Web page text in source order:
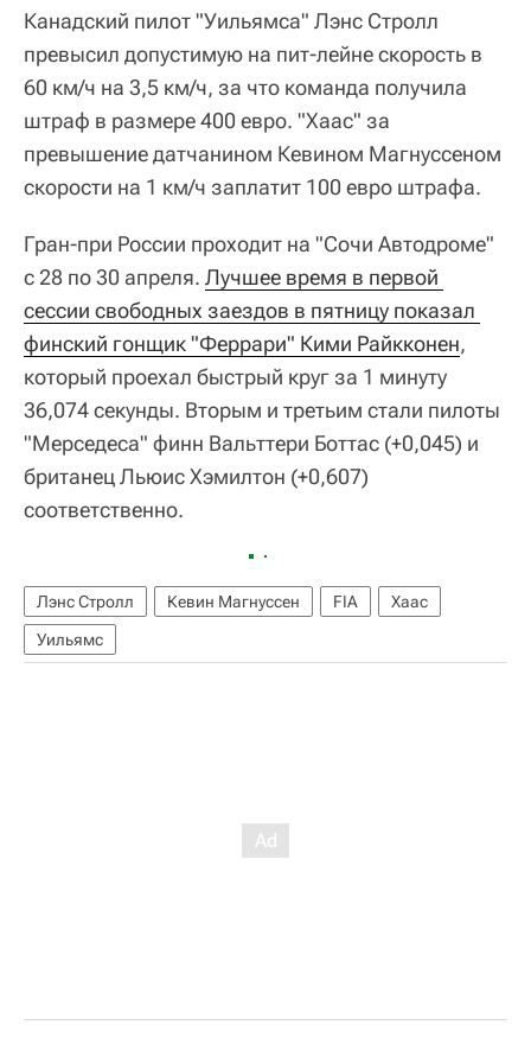
Канадский пилот "Уильямса" Лэнс Стролл
превысил допустимую на пит-лейне скорость в
60 км/ч на 3,5 км/ч, за что команда получила
штраф в размере 400 евро. "Хаас" за
превышение датчанином Кевином Магнуссеном
скорости на 1 км/ч заплатит 100 евро штрафа.
Гран-при России проходит на "Сочи Автодроме"
с 28 по 30 апреля. Лучшее время в первой
сессии свободных заездов в пятницу показал
финский гонщик "Феррари" Кими Райкконен,
который проехал быстрый круг за 1 минуту
36,074 секунды. Вторым и третьим стали пилоты
"Мерседеса" финн Вальттери Боттас (+0,045) и
британец Льюис Хэмилтон (+0,607)
соответственно.
Лэнс Стролл Кевин Магнуссен FIA
Хаас
Уильямс